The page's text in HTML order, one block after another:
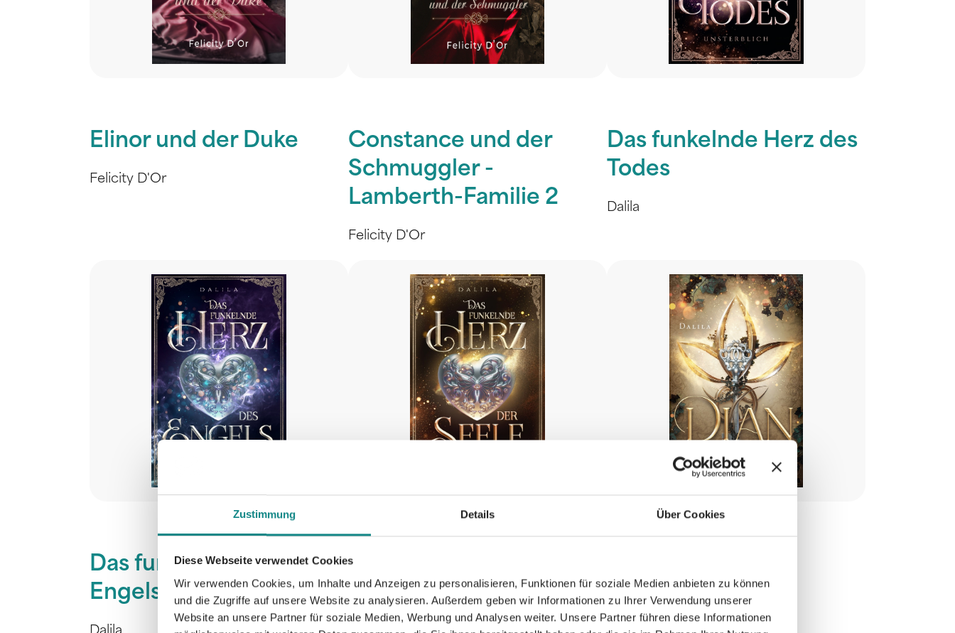
Zustimmung Details Über Cookies
Diese Webseite verwendet Cookies
Wir verwenden Cookies, um Inhalte und Anzeigen zu personalisieren, Funktionen für soziale Medien anbieten zu können
und die Zugriffe auf unsere Website zu analysieren. Außerdem geben wir Informationen zu Ihrer Verwendung unserer
Website an unsere Partner für soziale Medien, Werbung und Analysen weiter. Unsere Partner führen diese Informationen
Elinor und der Duke
Felicity D'Or
Constance und der
Schmuggler -
Lamberth-Familie 2
Felicity D'Or
Das funkelnde Herz des
Todes
Dalila
Das funkelnde Herz des
Engels
Das funkelnde Herz der
Seele
Dalila